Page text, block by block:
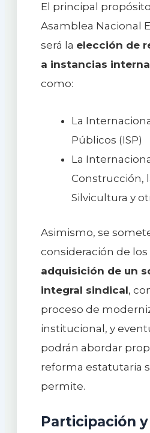
El principal
Asamblea Nacional
será la elección de
a instancias
como:
La
Públicos (ISP)
La
Construcción,
Silvicultura y
Asimismo, se
consideración de
adquisición de un
integral sindical,
proceso de
institucional, y
podrán abordar
reforma estatutaria
permite.
Participación